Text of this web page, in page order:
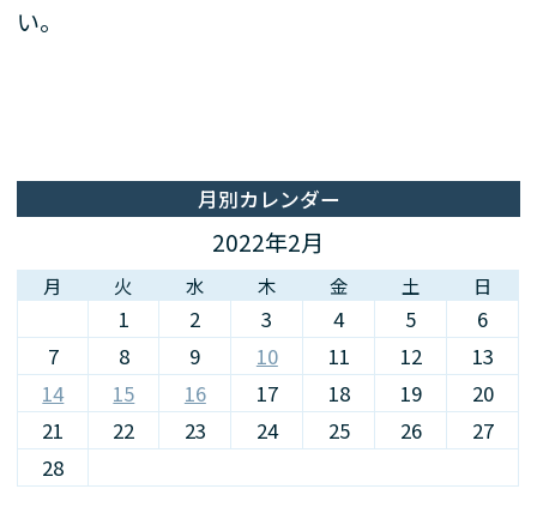
い。
月別カレンダー
2022年2月
月 火 水 木 金 土 日
1 2 3 4 5
6
7
8 9 10 11 12
13
14
15 16 17 18 19
20
21
22 23 24 25 26
27
28